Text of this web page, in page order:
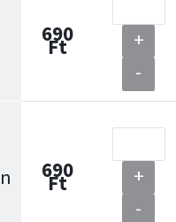
690
Ft
+
-
690
Ft
+
-